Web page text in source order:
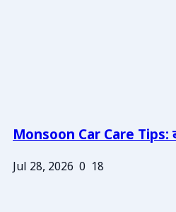
Monsoon Car Care Tips:
Jul 28, 2026 0 18